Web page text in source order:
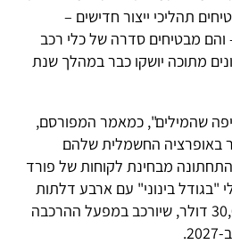
תהליכי ייצור חדישים –
והם מבטיחים סדרה של כלי רכב
מתוכה יושקו כבר במהלך שנת
שהמילים", כמאמר המפורסם,
דולר באופרציה החשמלית שלהם
התחתונה מבחינת לקוחות של פורד
בינוני" עם ארבע דלתות
במחיר התחלתי של כ-30,000 דולר, שיורכב במפעל ההרכבה